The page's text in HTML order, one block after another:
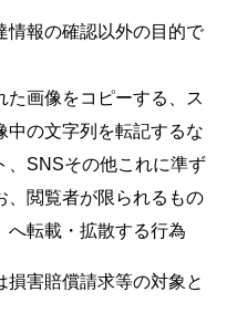
情報の確認以外の目的で
た画像をコピーする、ス
中の文字列を転記するな
、SNSその他これに準ず
、閲覧者が限られるもの
へ転載・拡散する行為
損害賠償請求等の対象と